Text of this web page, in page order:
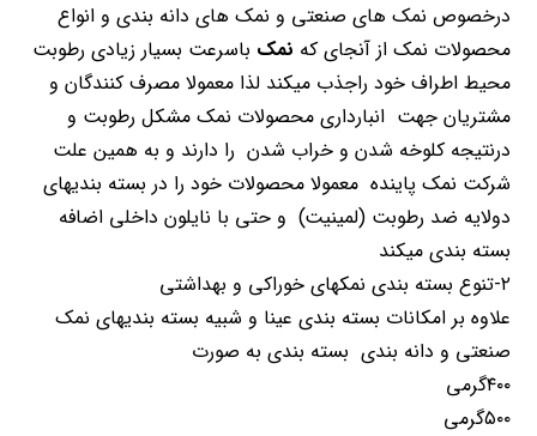
درخصوص نمک های صنعتی و نمک های دانه بندی و انواع
محصولات نمک از آنجای که نمک باسرعت بسیار زیادی رطوبت
محیط اطراف خود راجذب میکند لذا معمولا مصرف کنندگان و
مشتریان جهت انبارداری محصولات نمک مشکل رطوبت و
درنتیجه کلوخه شدن و خراب شدن را دارند و به همین علت
شرکت نمک پاینده معمولا محصولات خود را در بسته بندیهای
دولایه ضد رطوبت (لمینیت) و حتی با نایلون داخلی اضافه
بسته بندی میکند
۲-تنوع بسته بندی نمکهای خوراکی و بهداشتی
علاوه بر امکانات بسته بندی عینا و شبیه بسته بندیهای نمک
صنعتی و دانه بندی بسته بندی به صورت
۴۰۰گرمی
۵۰۰گرمی